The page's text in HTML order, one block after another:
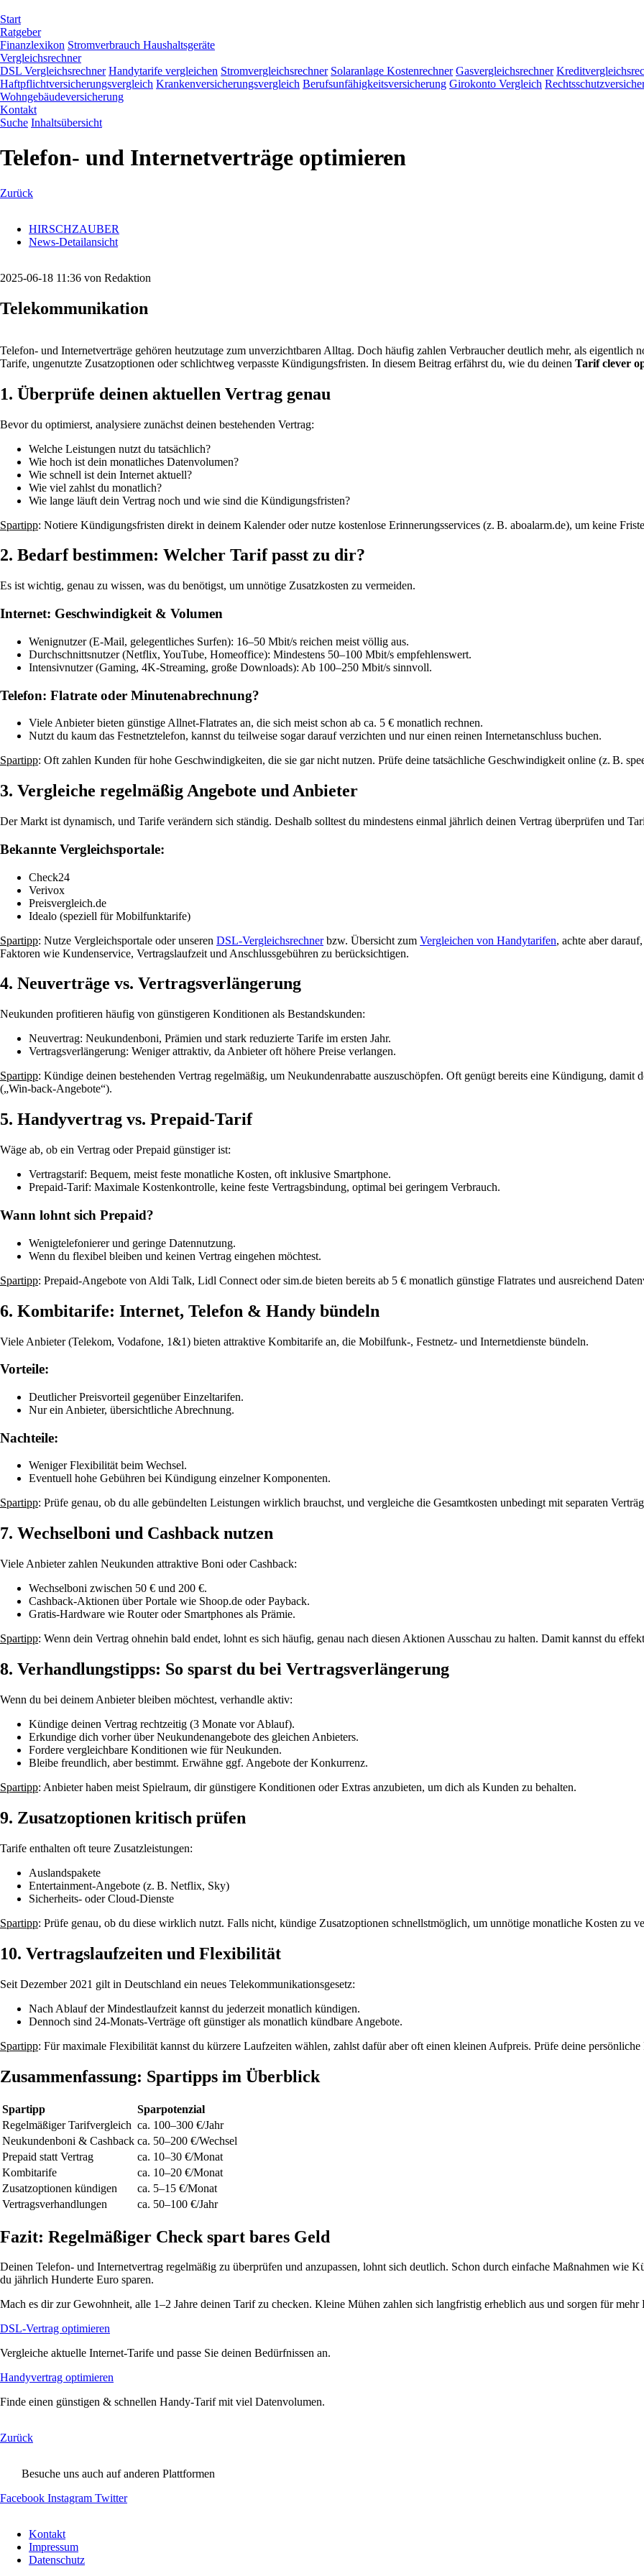
Navigation
überspringen
Start
Ratgeber
Finanzlexikon Stromverbrauch Haushaltsgeräte
Vergleichsrechner
DSL Vergleichsrechner Handytarife vergleichen Stromvergleichsrechner Solaranlage Kostenrechner Gasvergleichsrechner
Haftpflichtversicherungsvergleich Krankenversicherungsvergleich Berufsunfähigkeitsversicherung Girokonto Vergleich
Wohngebäudeversicherung
Kontakt
Suche Inhaltsübersicht
Telefon- und Internetverträge optimieren
Zurück
HIRSCHZAUBER
News-Detailansicht
2025-06-18 11:36 von Redaktion
Telekommunikation
Telefon- und Internetverträge gehören heutzutage zum unverzichtbaren Alltag. Doch häufig zahlen Verbraucher deutlich mehr, als eigentlich
Tarife, ungenutzte Zusatzoptionen oder schlichtweg verpasste Kündigungsfristen. In diesem Beitrag erfährst du, wie du deinen Tarif clever
1. Überprüfe deinen aktuellen Vertrag genau
Bevor du optimierst, analysiere zunächst deinen bestehenden Vertrag:
Welche Leistungen nutzt du tatsächlich?
Wie hoch ist dein monatliches Datenvolumen?
Wie schnell ist dein Internet aktuell?
Wie viel zahlst du monatlich?
Wie lange läuft dein Vertrag noch und wie sind die Kündigungsfristen?
Spartipp: Notiere Kündigungsfristen direkt in deinem Kalender oder nutze kostenlose Erinnerungsservices (z. B. aboalarm.de), um keine
2. Bedarf bestimmen: Welcher Tarif passt zu dir?
Es ist wichtig, genau zu wissen, was du benötigst, um unnötige Zusatzkosten zu vermeiden.
Internet: Geschwindigkeit & Volumen
Wenignutzer (E-Mail, gelegentliches Surfen): 16–50 Mbit/s reichen meist völlig aus.
Durchschnittsnutzer (Netflix, YouTube, Homeoffice): Mindestens 50–100 Mbit/s empfehlenswert.
Intensivnutzer (Gaming, 4K-Streaming, große Downloads): Ab 100–250 Mbit/s sinnvoll.
Telefon: Flatrate oder Minutenabrechnung?
Viele Anbieter bieten günstige Allnet-Flatrates an, die sich meist schon ab ca. 5 € monatlich rechnen.
Nutzt du kaum das Festnetztelefon, kannst du teilweise sogar darauf verzichten und nur einen reinen Internetanschluss buchen.
Spartipp: Oft zahlen Kunden für hohe Geschwindigkeiten, die sie gar nicht nutzen. Prüfe deine tatsächliche Geschwindigkeit online (z. B.
3. Vergleiche regelmäßig Angebote und Anbieter
Der Markt ist dynamisch, und Tarife verändern sich ständig. Deshalb solltest du mindestens einmal jährlich deinen Vertrag überprüfen und
Bekannte Vergleichsportale:
Check24
Verivox
Preisvergleich.de
Idealo (speziell für Mobilfunktarife)
Spartipp: Nutze Vergleichsportale oder unseren DSL-Vergleichsrechnerbzw. Übersicht zum Vergleichen von Handytarifen, achte aber
Faktoren wie Kundenservice, Vertragslaufzeit und Anschlussgebühren zu berücksichtigen.
4. Neuverträge vs. Vertragsverlängerung
Neukunden profitieren häufig von günstigeren Konditionen als Bestandskunden:
Neuvertrag: Neukundenboni, Prämien und stark reduzierte Tarife im ersten Jahr.
Vertragsverlängerung: Weniger attraktiv, da Anbieter oft höhere Preise verlangen.
Spartipp: Kündige deinen bestehenden Vertrag regelmäßig, um Neukundenrabatte auszuschöpfen. Oft genügt bereits eine Kündigung,
(„Win-back-Angebote“).
5. Handyvertrag vs. Prepaid-Tarif
Wäge ab, ob ein Vertrag oder Prepaid günstiger ist:
Vertragstarif: Bequem, meist feste monatliche Kosten, oft inklusive Smartphone.
Prepaid-Tarif: Maximale Kostenkontrolle, keine feste Vertragsbindung, optimal bei geringem Verbrauch.
Wann lohnt sich Prepaid?
Wenigtelefonierer und geringe Datennutzung.
Wenn du flexibel bleiben und keinen Vertrag eingehen möchtest.
Spartipp: Prepaid-Angebote von Aldi Talk, Lidl Connect oder sim.de bieten bereits ab 5 € monatlich günstige Flatrates und ausreichend
6. Kombitarife: Internet, Telefon & Handy bündeln
Viele Anbieter (Telekom, Vodafone, 1&1) bieten attraktive Kombitarife an, die Mobilfunk-, Festnetz- und Internetdienste bündeln.
Vorteile:
Deutlicher Preisvorteil gegenüber Einzeltarifen.
Nur ein Anbieter, übersichtliche Abrechnung.
Nachteile:
Weniger Flexibilität beim Wechsel.
Eventuell hohe Gebühren bei Kündigung einzelner Komponenten.
Spartipp: Prüfe genau, ob du alle gebündelten Leistungen wirklich brauchst, und vergleiche die Gesamtkosten unbedingt mit separaten
7. Wechselboni und Cashback nutzen
Viele Anbieter zahlen Neukunden attraktive Boni oder Cashback:
Wechselboni zwischen 50 € und 200 €.
Cashback-Aktionen über Portale wie Shoop.de oder Payback.
Gratis-Hardware wie Router oder Smartphones als Prämie.
Spartipp: Wenn dein Vertrag ohnehin bald endet, lohnt es sich häufig, genau nach diesen Aktionen Ausschau zu halten. Damit kannst du
8. Verhandlungstipps: So sparst du bei Vertragsverlängerung
Wenn du bei deinem Anbieter bleiben möchtest, verhandle aktiv:
Kündige deinen Vertrag rechtzeitig (3 Monate vor Ablauf).
Erkundige dich vorher über Neukundenangebote des gleichen Anbieters.
Fordere vergleichbare Konditionen wie für Neukunden.
Bleibe freundlich, aber bestimmt. Erwähne ggf. Angebote der Konkurrenz.
Spartipp: Anbieter haben meist Spielraum, dir günstigere Konditionen oder Extras anzubieten, um dich als Kunden zu behalten.
9. Zusatzoptionen kritisch prüfen
Tarife enthalten oft teure Zusatzleistungen:
Auslandspakete
Entertainment-Angebote (z. B. Netflix, Sky)
Sicherheits- oder Cloud-Dienste
Spartipp: Prüfe genau, ob du diese wirklich nutzt. Falls nicht, kündige Zusatzoptionen schnellstmöglich, um unnötige monatliche Kosten zu
10. Vertragslaufzeiten und Flexibilität
Seit Dezember 2021 gilt in Deutschland ein neues Telekommunikationsgesetz:
Nach Ablauf der Mindestlaufzeit kannst du jederzeit monatlich kündigen.
Dennoch sind 24-Monats-Verträge oft günstiger als monatlich kündbare Angebote.
Spartipp: Für maximale Flexibilität kannst du kürzere Laufzeiten wählen, zahlst dafür aber oft einen kleinen Aufpreis. Prüfe deine
Zusammenfassung: Spartipps im Überblick
Spartipp
Sparpotenzial
Regelmäßiger Tarifvergleich ca. 100–300 €/Jahr
Neukundenboni & Cashback ca. 50–200 €/Wechsel
Prepaid statt Vertrag
ca. 10–30 €/Monat
Kombitarife
ca. 10–20 €/Monat
Zusatzoptionen kündigen
ca. 5–15 €/Monat
Vertragsverhandlungen
ca. 50–100 €/Jahr
Fazit: Regelmäßiger Check spart bares Geld
Deinen Telefon- und Internetvertrag regelmäßig zu überprüfen und anzupassen, lohnt sich deutlich. Schon durch einfache Maßnahmen wie
du jährlich Hunderte Euro sparen.
Mach es dir zur Gewohnheit, alle 1–2 Jahre deinen Tarif zu checken. Kleine Mühen zahlen sich langfristig erheblich aus und sorgen für
DSL-Vertrag optimieren
Vergleiche aktuelle Internet-Tarife und passe Sie deinen Bedürfnissen an.
Handyvertrag optimieren
Finde einen günstigen & schnellen Handy-Tarif mit viel Datenvolumen.
Zurück
Besuche uns auch auf anderen Plattformen
Facebook Instagram Twitter
überspringen
Kontakt
Impressum
Datenschutz